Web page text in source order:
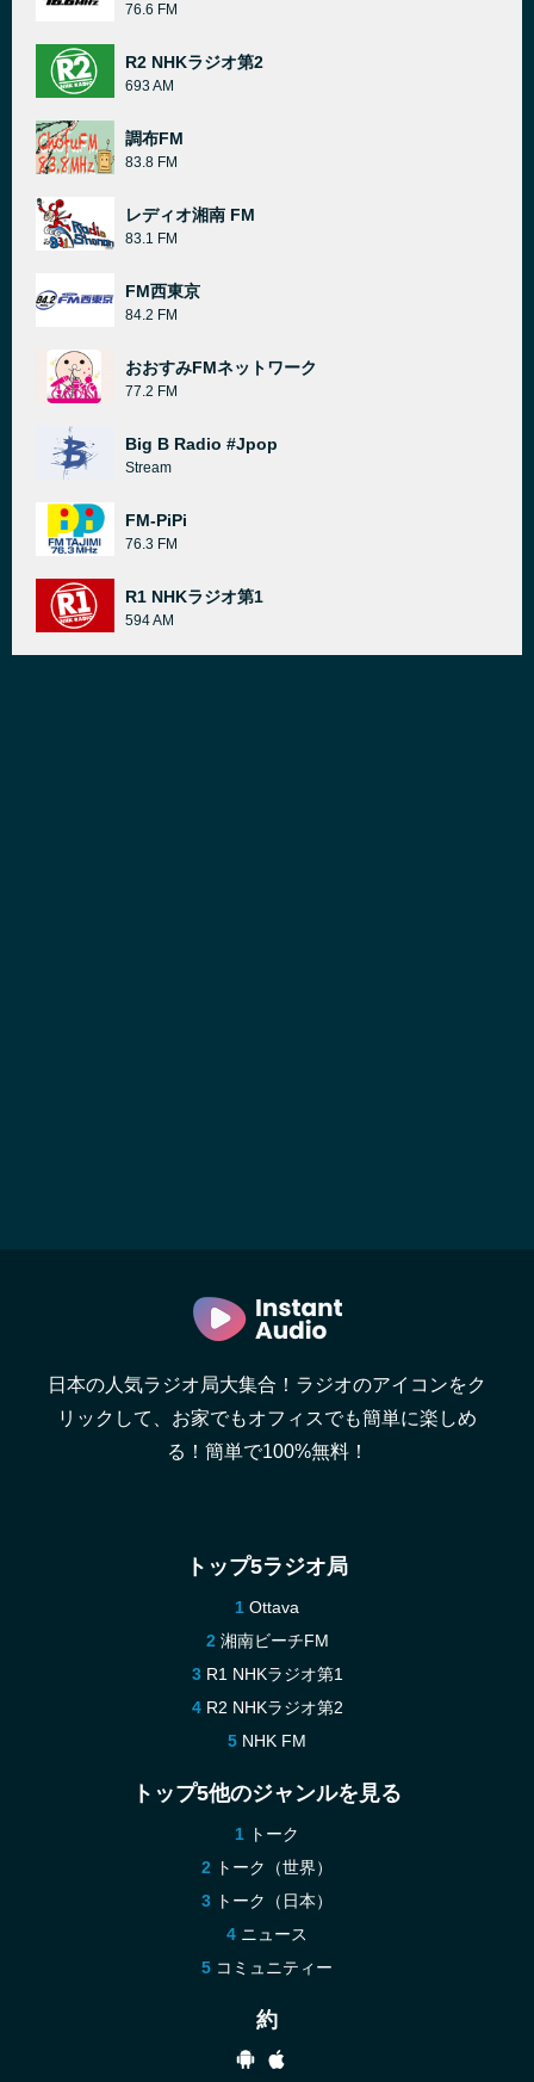
76.6 FM
R2 NHKラジオ第2
693 AM
調布FM
83.8 FM
レディオ湘南 FM
83.1 FM
FM西東京
84.2 FM
おおすみFMネットワーク
77.2 FM
Big B Radio #Jpop
Stream
FM-PiPi
76.3 FM
R1 NHKラジオ第1
594 AM
日本の人気ラジオ局大集合！ラジオのアイコンをク
リックして、お家でもオフィスでも簡単に楽しめ
る！簡単で100%無料！
トップ5ラジオ局
Ottava
湘南ビーチFM
R1 NHKラジオ第1
R2 NHKラジオ第2
NHK FM
トップ5他のジャンルを見る
トーク
トーク（世界）
トーク（日本）
ニュース
コミュニティー
約